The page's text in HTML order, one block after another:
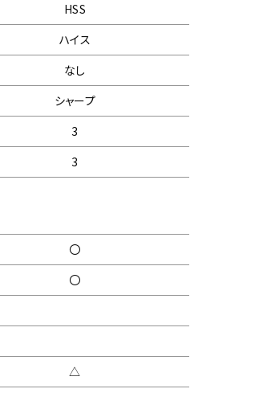
HSS
ハイス
なし
シャープ
3
3
〇
〇
△